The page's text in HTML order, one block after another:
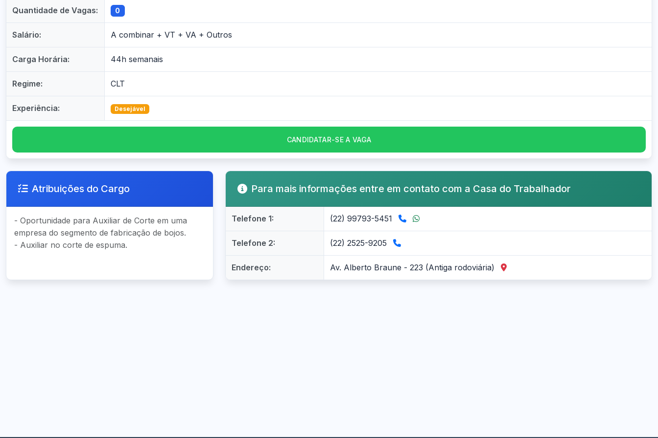
Quantidade de Vagas: 0
Salário: A combinar + VT + VA + Outros
Carga Horária: 44h semanais
Regime: CLT
Experiência: Desejável
CANDIDATAR-SE A VAGA
Atribuições do Cargo
- Oportunidade para Auxiliar de Corte em uma
empresa do segmento de fabricação de bojos.
- Auxiliar no corte de espuma.
Para mais informações entre em contato com a Casa do Trabalhador
Telefone 1: (22) 99793-5451
Telefone 2: (22) 2525-9205
Endereço: Av. Alberto Braune - 223 (Antiga rodoviária)